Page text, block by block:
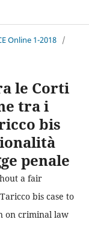
Online 1-2018 /
le Corti
tra i
bis
penale
a fair
bis case to
on criminal law